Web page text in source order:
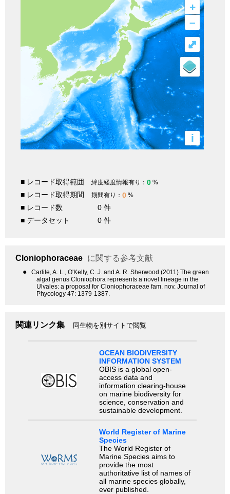
+
–
i
⤢
■ レコード取得範囲 緯度経度情報有り： 0 %
■ レコード取得期間 期間有り： 0 %
■ レコード数
0 件
■ データセット
0 件
Cloniophoraceae に関する参考文献
●
Carlile, A. L., O'Kelly, C. J. and A. R. Sherwood (2011) The green
algal genus Cloniophora represents a novel lineage in the
Ulvales: a proposal for Cloniophoraceae fam. nov. Journal of
Phycology 47: 1379-1387.
関連リンク集 同生物を別サイトで閲覧
OCEAN BIODIVERSITY
INFORMATION SYSTEM
OBIS is a global open-
access data and
information clearing-house
on marine biodiversity for
science, conservation and
sustainable development.
World Register of Marine
Species
The World Register of
Marine Species aims to
provide the most
authoritative list of names of
all marine species globally,
ever published.